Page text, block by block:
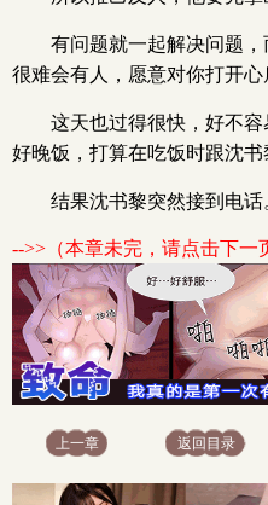
有问题就一起解决问题
很难会有人，愿意对你打开心
这天也过得很快，好不
好晚饭，打算在吃饭时跟沈书
结果沈书黎突然接到电话
-->>（本章未完，请点击下一
上一章 返回目录